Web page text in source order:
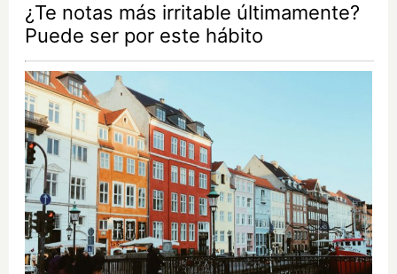
¿Te notas más irritable últimamente?
Puede ser por este hábito